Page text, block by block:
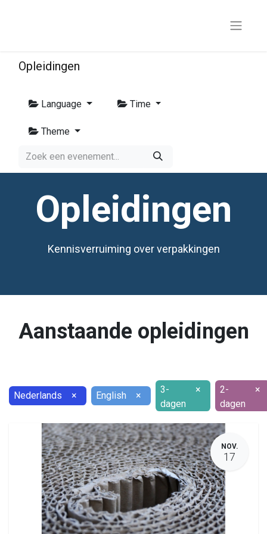
Opleidingen
Language Time
Theme
Opleidingen
Kennisverruiming over verpakkingen
Aanstaande opleidingen
Nederlands × English ×
3-
dagen
×
2-
dagen
×
NOV.
17